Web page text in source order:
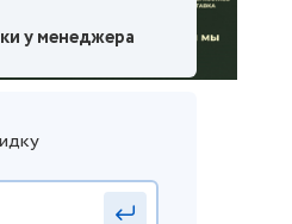
у менеджера